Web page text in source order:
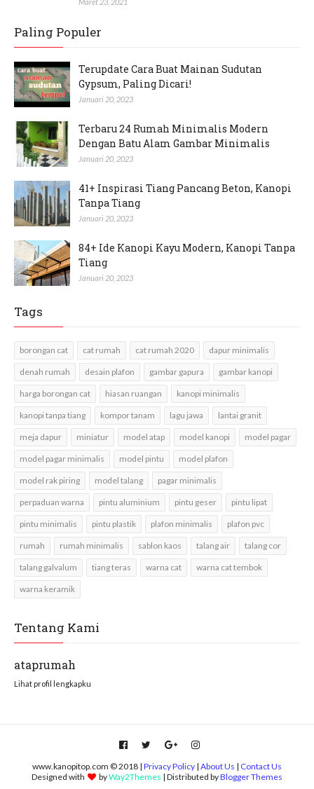
Paling Populer
Terupdate Cara Buat Mainan Sudutan
Gypsum, Paling Dicari!
Januari 20, 2023
Terbaru 24 Rumah Minimalis Modern
Dengan Batu Alam Gambar Minimalis
Januari 20, 2023
41+ Inspirasi Tiang Pancang Beton, Kanopi
Tanpa Tiang
Januari 20, 2023
84+ Ide Kanopi Kayu Modern, Kanopi Tanpa
Tiang
Januari 20, 2023
Tags
borongan cat cat rumah cat rumah 2020 dapur minimalis
denah rumah desain plafon gambar gapura gambar kanopi
harga borongan cat hiasan ruangan kanopi minimalis
kanopi tanpa tiang kompor tanam lagu jawa lantai granit
meja dapur miniatur model atap model kanopi model pagar
model pagar minimalis model pintu model plafon
model rak piring model talang pagar minimalis
perpaduan warna pintu aluminium pintu geser pintu lipat
pintu minimalis pintu plastik plafon minimalis plafon pvc
rumah rumah minimalis sablon kaos talang air talang cor
talang galvalum tiang teras warna cat warna cat tembok
warna keramik
Tentang Kami
ataprumah
Lihat profil lengkapku
www.kanopitop.com © 2018 | Privacy Policy | About Us | Contact Us
Designed with
byWay2Themes | Distributed byBlogger Themes